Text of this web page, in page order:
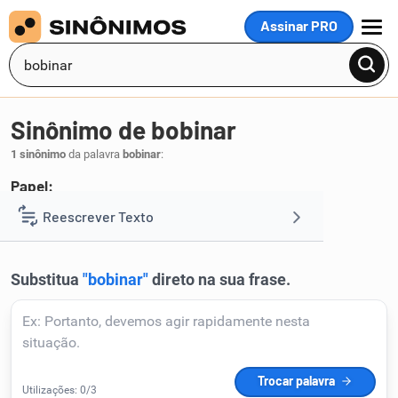
Assinar PRO
MENU
Reescrever Texto
Corrigir Texto
Sinônimo de bobinar
1 sinônimo da palavra bobinar:
Papel:
1 enrolar.